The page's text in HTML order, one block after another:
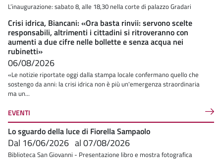
L’inaugurazione: sabato 8, alle 18,30 nella corte di palazzo Gradari
Crisi idrica, Biancani: «Ora basta rinvii: servono scelte
responsabili, altrimenti i cittadini si ritroveranno con
aumenti a due cifre nelle bollette e senza acqua nei
rubinetti»
06/08/2026
«Le notizie riportate oggi dalla stampa locale confermano quello che
sostengo da anni: la crisi idrica non è più un'emergenza straordinaria
ma un...
EVENTI
Lo sguardo della luce di Fiorella Sampaolo
Dal 16/06/2026 al07/08/2026
Biblioteca San Giovanni - Presentazione libro e mostra fotografica